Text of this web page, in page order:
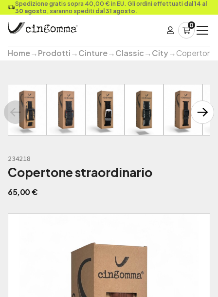
Spedizione gratis sopra 40,00 € in EU. Gli ordini effettuati dal 14 al
30 agosto, saranno spediti dal 31 agosto.
0
Home→Prodotti→Cinture→Classic→City→Copertone
234218
Copertone straordinario
65,00€